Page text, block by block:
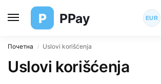
P PPay EUR
Почетна / Uslovi korišćenja
Uslovi korišćenja